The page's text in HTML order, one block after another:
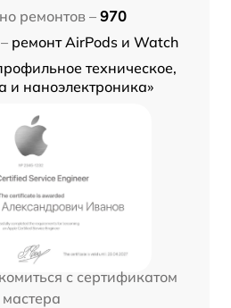
ремонтов – 970
ремонт AirPods и Watch
техническое,
и наноэлектроника»
с сертификатом
мастера